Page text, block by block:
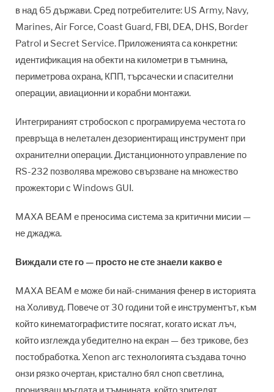
в над 65 държави. Сред потребителите: US Army, Navy,
Marines, Air Force, Coast Guard, FBI, DEA, DHS, Border
Patrol и Secret Service. Приложенията са конкретни:
идентификация на обекти на километри в тъмнина,
периметрова охрана, КПП, търсачески и спасителни
операции, авиационни и корабни монтажи.
Интегрираният стробоскоп с програмируема честота го
превръща в нелетален дезориентиращ инструмент при
охранителни операции. Дистанционното управление по
RS-232 позволява мрежово свързване на множество
прожектори с Windows GUI.
MAXA BEAM е преносима система за критични мисии —
не джаджа.
Виждали сте го — просто не сте знаели какво е
MAXA BEAM е може би най-снимания фенер в историята
на Холивуд. Повече от 30 години той е инструментът, към
който кинематографистите посягат, когато искат лъч,
който изглежда убедително на екран — без трикове, без
постобработка. Xenon arc технологията създава точно
онзи рязко очертан, кристално бял сноп светлина,